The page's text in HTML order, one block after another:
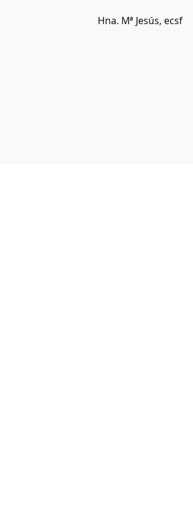
Hna. Mª Jesús, ecsf